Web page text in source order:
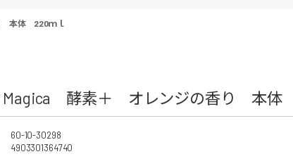
本体 220ｍｌ
Magica 酵素＋ オレンジの香り 本体
60-10-30298
4903301364740